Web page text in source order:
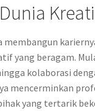
membangun
yang beragam.
kolaborasi
mencerminkan
yang tertarik